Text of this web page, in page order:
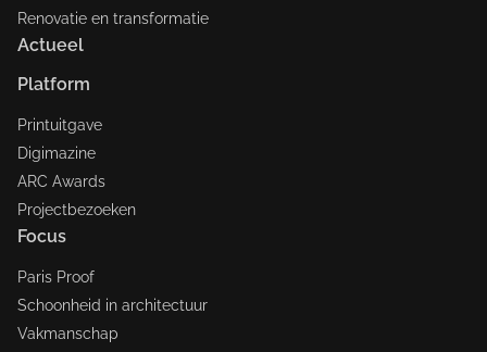
Renovatie en transformatie
Actueel
Platform
Printuitgave
Digimazine
ARC Awards
Projectbezoeken
Focus
Paris Proof
Schoonheid in architectuur
Vakmanschap